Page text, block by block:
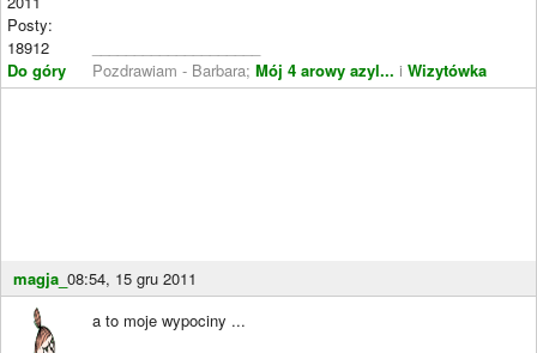
Posty:
18912
Do góry
Pozdrawiam - Barbara; Mój 4 arowy azyl... i Wizytówka
magja_ 08:54, 15 gru 2011
a to moje wypociny ...